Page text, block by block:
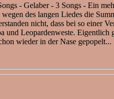
- Gelaber - 3 Songs - Ein
des langen Liedes die
nicht, dass bei so einer
und Leopardenweste.
wieder in der Nase gepopelt...